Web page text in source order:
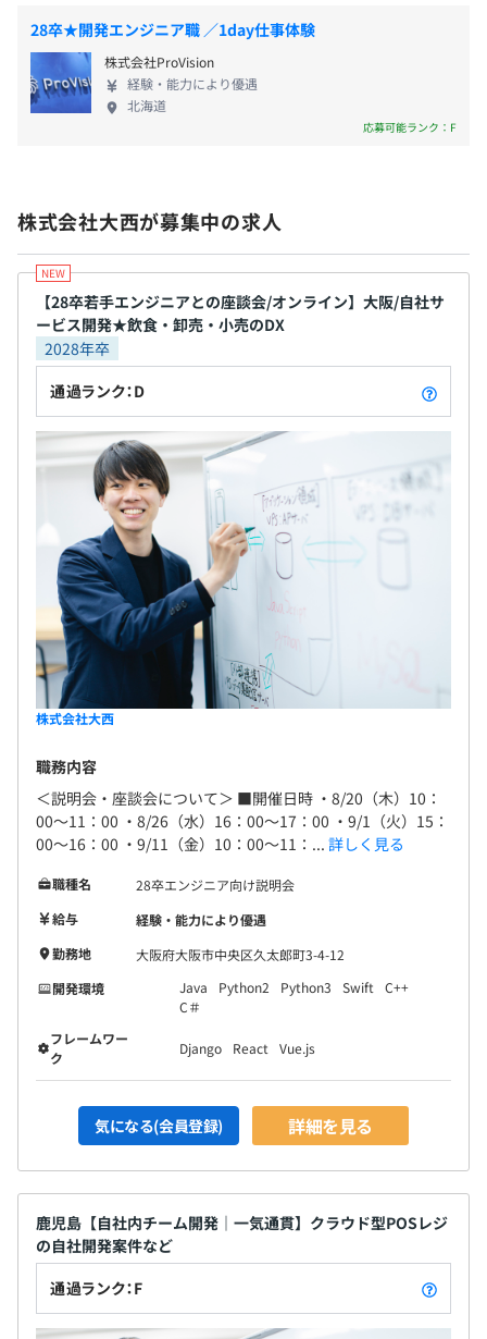
期費用をできるだけ抑えてPOSレジ一式を導入した
い！ ・どこで何がいつ売れているかをリアルタイム
で把握したい！ ・PCを使った事務作業や紙を使った
業務が多すぎて、時間が足りない！ ・古くなったシ
情報の連携 ◎CRMデータベースからの情報取得業務
を自動化 ◎飲食店以外でのBizELLオーダーの活用 ◎
新店開店に向けたPOSレジ導入。冷蔵庫温度管理・
商品の廃棄などの機能がデータ管理業務効率化に貢
献！ ◎安価なのに充実したセキュリティサービス！
見守って、駆け付けてくれる安心感の中で、 園児に
「おもいっきり」遊んで学んでもらっています！ ◎
毎日数千枚届く発注書をデータ化。 手作業に比べ格
段に効率化、ミス発生を大幅に削減しました。 ※ご
採用となった場合、株式会社大西で雇用し、グルー
プ会社のGROWIT株式会社へ在籍出向となります。
28卒★開発エンジニア職 ／1day仕事体験
株式会社ProVision
経験・能力により優遇
北海道
応募可能ランク：F
株式会社大西が募集中の求人
【28卒若手エンジニアとの座談会/オンライン】大阪/自社サ
ービス開発★飲食・卸売・小売のDX
2028年卒
通過ランク：D
株式会社大西
職務内容
＜説明会・座談会について＞ ■開催日時 ・8/20（木）10：
00～11：00 ・8/26（水）16：00～17：00 ・9/1（火）15：
00～16：00 ・9/11（金）10：00～11：... 詳しく見る
職種名
28卒エンジニア向け説明会
給与
経験・能力により優遇
勤務地
大阪府大阪市中央区久太郎町3-4-12
開発環境
Java Python2 Python3 Swift
C++
C＃
フレームワー
ク
Django React Vue.js
気になる(会員登録) 詳細を見る
鹿児島【自社内チーム開発｜一気通貫】クラウド型POSレジ
の自社開発案件など
通過ランク：F